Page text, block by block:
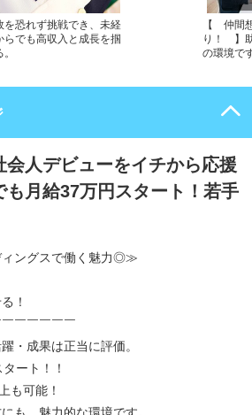
を恐れず挑戦でき、未経
らでも高収入と成長を掴
【 仲間
り！ 】
の環境で
会人デビューをイチから応援
も月給37万円スタート！若手
ングスで働く魅力◎≫
！
￣￣￣￣￣
・成果は正当に評価。
ート！！
も可能！